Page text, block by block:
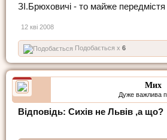
ЗІ.Брюховичі - то майже
12 кві 2008
Подобається x 6
Мих
Дуже важлива
Відповідь: Сихів не Львів ,а що?